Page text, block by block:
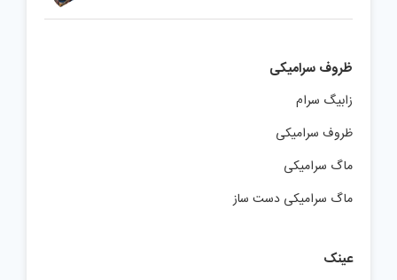
ظروف سرامیکی
زابیگ سرام
ظروف سرامیکی
ماگ سرامیکی
ماگ سرامیکی دست ساز
عینک